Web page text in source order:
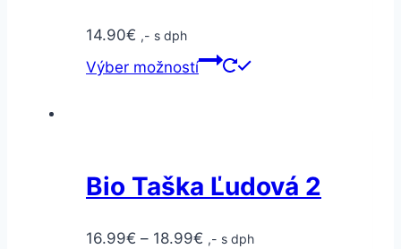
14.90€ ,- s dph
Výber možností
Bio Taška Ľudová 2
16.99€ – 18.99€ ,- s dph